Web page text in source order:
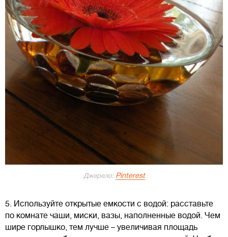
Джерело: Pinterest
5. Используйте открытые емкости с водой: расставьте
по комнате чаши, миски, вазы, наполненные водой. Чем
шире горлышко, тем лучше – увеличивая площадь